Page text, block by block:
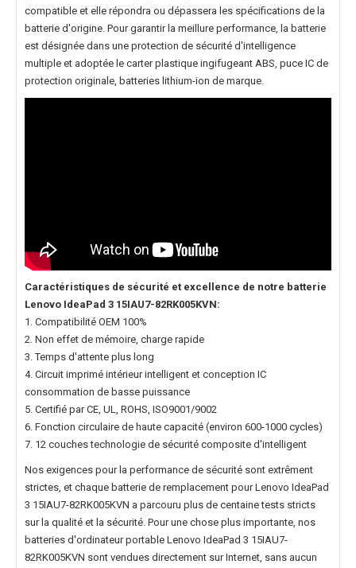
compatible et elle répondra ou dépassera les spécifications de la
batterie d'origine. Pour garantir la meillure performance, la batterie
est désignée dans une protection de sécurité d'intelligence
multiple et adoptée le carter plastique ingifugeant ABS, puce IC de
protection originale, batteries lithium-ion de marque.
Caractéristiques de sécurité et excellence de notre batterie
Lenovo IdeaPad 3 15IAU7-82RK005KVN:
1. Compatibilité OEM 100%
2. Non effet de mémoire, charge rapide
3. Temps d'attente plus long
4. Circuit imprimé intérieur intelligent et conception IC
consommation de basse puissance
5. Certifié par CE, UL, ROHS, ISO9001/9002
6. Fonction circulaire de haute capacité (environ 600-1000 cycles)
7. 12 couches technologie de sécurité composite d'intelligent
Nos exigences pour la performance de sécurité sont extrêment
strictes, et chaque batterie de remplacement pour Lenovo IdeaPad
3 15IAU7-82RK005KVN a parcouru plus de centaine tests stricts
sur la qualité et la sécurité. Pour une chose plus importante, nos
batteries d'ordinateur portable Lenovo IdeaPad 3 15IAU7-
82RK005KVN sont vendues directement sur Internet, sans aucun